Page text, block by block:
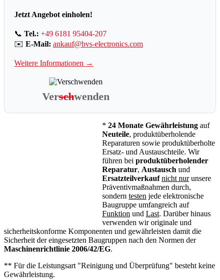
Jetzt Angebot einholen!
📞 Tel.: +49 6181 95404-207
✉️ E-Mail: ankauf@bvs-electronics.com
Weitere Informationen →
Verschwenden
* 24 Monate Gewährleistung auf
Neuteile, produktüberholende
Reparaturen sowie produktüberholte
Ersatz- und Austauschteile. Wir
führen bei produktüberholender
Reparatur, Austausch und
Ersatzteilverkauf nicht nurunsere
Präventivmaßnahmen durch,
sondern testen jede elektronische
Baugruppe umfangreich auf
Funktion und Last. Darüber hinaus
verwenden wir originale und
sicherheitskonforme Komponenten und gewährleisten damit die
Sicherheit der eingesetzten Baugruppen nach den Normen der
Maschinenrichtlinie 2006/42/EG.
** Für die Leistungsart "Reinigung und Überprüfung" besteht keine
Gewährleistung.